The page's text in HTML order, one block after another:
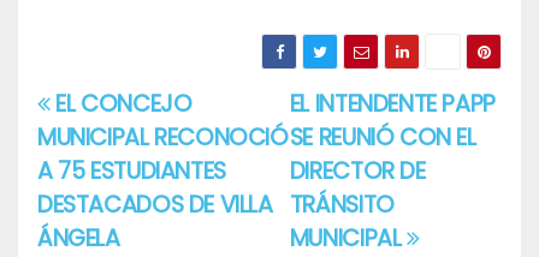
Navegación
de
entradas
EL INTENDENTE PAPP
SE REUNIÓ CON EL
DIRECTOR DE
TRÁNSITO
MUNICIPAL
EL CONCEJO
MUNICIPAL RECONOCIÓ
A 75 ESTUDIANTES
DESTACADOS DE VILLA
ÁNGELA